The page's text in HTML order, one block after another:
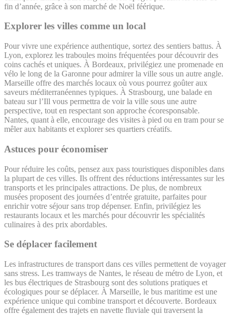
fin d’année, grâce à son marché de Noël féérique.
Explorer les villes comme un local
Pour vivre une expérience authentique, sortez des sentiers battus. À
Lyon, explorez les traboules moins fréquentées pour découvrir des
coins cachés et uniques. À Bordeaux, privilégiez une promenade en
vélo le long de la Garonne pour admirer la ville sous un autre angle.
Marseille offre des marchés locaux où vous pourrez goûter aux
saveurs méditerranéennes typiques. À Strasbourg, une balade en
bateau sur l’Ill vous permettra de voir la ville sous une autre
perspective, tout en respectant son approche écoresponsable.
Nantes, quant à elle, encourage des visites à pied ou en tram pour se
mêler aux habitants et explorer ses quartiers créatifs.
Astuces pour économiser
Pour réduire les coûts, pensez aux pass touristiques disponibles dans
la plupart de ces villes. Ils offrent des réductions intéressantes sur les
transports et les principales attractions. De plus, de nombreux
musées proposent des journées d’entrée gratuite, parfaites pour
enrichir votre séjour sans trop dépenser. Enfin, privilégiez les
restaurants locaux et les marchés pour découvrir les spécialités
culinaires à des prix abordables.
Se déplacer facilement
Les infrastructures de transport dans ces villes permettent de voyager
sans stress. Les tramways de Nantes, le réseau de métro de Lyon, et
les bus électriques de Strasbourg sont des solutions pratiques et
écologiques pour se déplacer. À Marseille, le bus maritime est une
expérience unique qui combine transport et découverte. Bordeaux
offre également des trajets en navette fluviale qui traversent la